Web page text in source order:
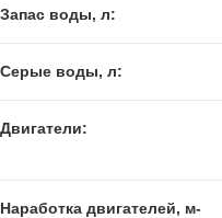
Запас воды, л:
Серые воды, л:
Двигатели:
Наработка двигателей, м-